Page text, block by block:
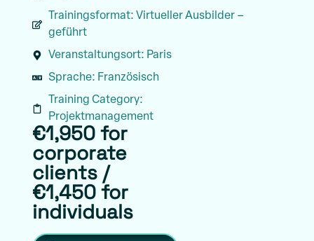
Trainingsformat: Virtueller Ausbilder –
geführt
Veranstaltungsort: Paris
Sprache: Französisch
Training Category:
Projektmanagement
€1,950 for
corporate
clients /
€1,450 for
individuals